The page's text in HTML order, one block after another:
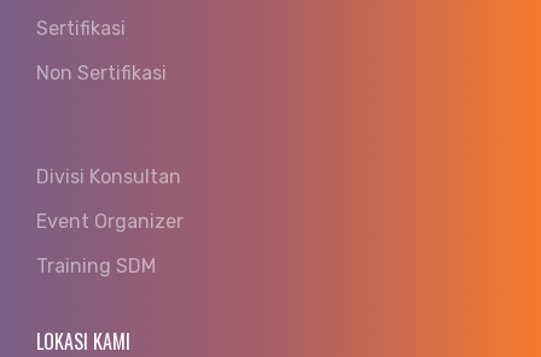
Sertifikasi
Non Sertifikasi
Divisi Konsultan
Event Organizer
Training SDM
LOKASI KAMI